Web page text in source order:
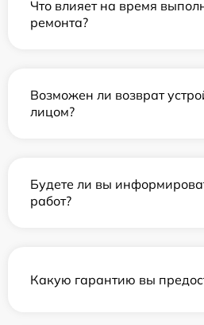
Что влияет на время
ремонта?
Возможен ли возврат
лицом?
Будете ли вы
работ?
Какую гарантию вы